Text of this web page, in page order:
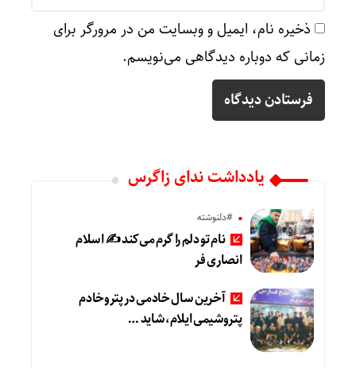
ذخیره نام، ایمیل و وبسایت من در مرورگر برای
زمانی که دوباره دیدگاهی می‌نویسم.
یادداشت ندای زاگرس
#دلنوشته
نام تو دلم را گرم می‌کند ✍️ اسلام
انصاری فر
آخرین سال خادمی در پتروخادم
پتروشیمی ایلام، شاید …